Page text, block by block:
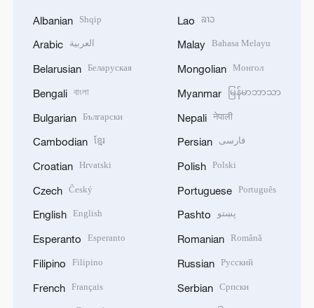
Albanian Shqip
Arabic العربية
Belarusian Беларуская
Bengali বাংলা
Bulgarian Български
Cambodian ខ្មែរ
Croatian Hrvatski
Czech Český
English English
Esperanto Esperanto
Filipino Filipino
French Français
Lao ລາວ
Malay Bahasa Melayu
Mongolian Монгол
Myanmar မြန်မာဘာသာ
Nepali नेपाली
Persian فارسی
Polish Polski
Portuguese Português
Pashto پښتو
Romanian Română
Russian Русский
Serbian Српски